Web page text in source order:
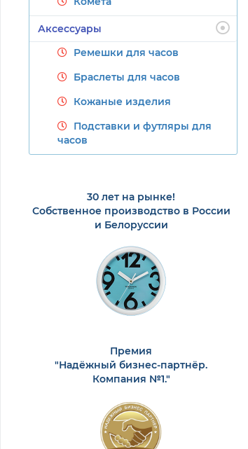
Аксессуары
Ремешки для часов
Браслеты для часов
Кожаные изделия
Подставки и футляры для
часов
30 лет на рынке!
Собственное производство в России
и Белоруссии
Премия
"Надёжный бизнес-партнёр.
Компания №1."